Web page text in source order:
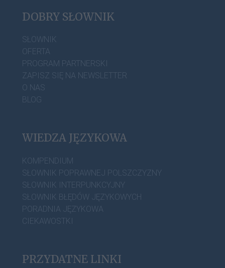
DOBRY SŁOWNIK
SŁOWNIK
OFERTA
PROGRAM PARTNERSKI
ZAPISZ SIĘ NA NEWSLETTER
O NAS
BLOG
WIEDZA JĘZYKOWA
KOMPENDIUM
SŁOWNIK POPRAWNEJ POLSZCZYZNY
SŁOWNIK INTERPUNKCYJNY
SŁOWNIK BŁĘDÓW JĘZYKOWYCH
PORADNIA JĘZYKOWA
CIEKAWOSTKI
PRZYDATNE LINKI